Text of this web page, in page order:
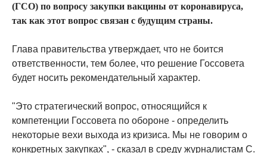
(ГСО) по вопросу закупки вакцины от коронавируса,
так как этот вопрос связан с будущим страны.
Глава правительства утверждает, что не боится
ответственности, тем более, что решение Госсовета
будет носить рекомендательный характер.
"Это стратегический вопрос, относящийся к
компетенции Госсовета по обороне - определить
некоторые вехи выхода из кризиса. Мы не говорим о
конкретных закупках", - сказал в среду журналистам С.